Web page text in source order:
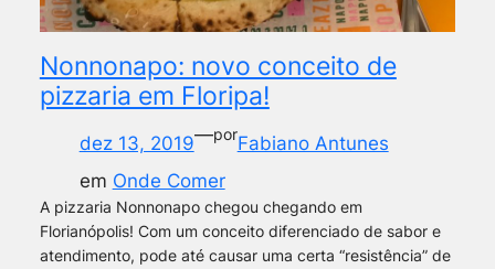
Nonnonapo: novo conceito de
pizzaria em Floripa!
dez 13, 2019—porFabiano Antunes
em Onde Comer
A pizzaria Nonnonapo chegou chegando em
Florianópolis! Com um conceito diferenciado de sabor e
atendimento, pode até causar uma certa “resistência” de